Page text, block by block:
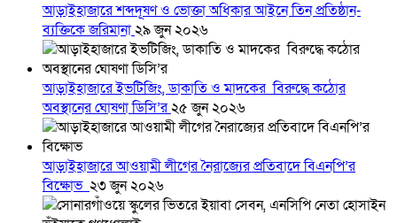
আড়াইহাজারে শব্দদূষণ ও ভোক্তা অধিকার আইনে তিন প্রতিষ্ঠান-
ব্যক্তিকে জরিমানা২৯ জুন ২০২৬
আড়াইহাজারে ইভটিজিং, ডাকাতি ও মাদকের বিরুদ্ধে কঠোর
অবস্থানের ঘোষণা ডিসি’র২৫ জুন ২০২৬
আড়াইহাজারে আওয়ামী লীগের নৈরাজ্যের প্রতিবাদে বিএনপি’র
বিক্ষোভ ২৩ জুন ২০২৬